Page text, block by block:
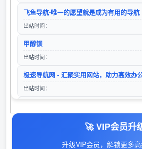
访问站点
入站时间：2025-06-15
入站时间：2025-12-01
入站时间：2026-01-11
入站时间：2023-01-16
入站时间：2024-04-26
飞鱼导航-唯一的愿望就是成为有用的导航
出站时间：
甲醇钡
出站时间：
极速导航网 - 汇聚实用网站，助力高效办
出站时间：
🚀 VIP会员升
升级VIP会员，解锁更多高